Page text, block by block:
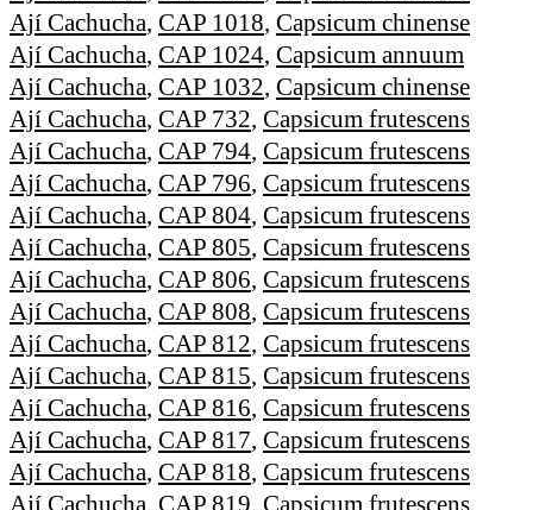
Ají Cachucha, CAP 1018, Capsicum chinense
Ají Cachucha, CAP 1024, Capsicum annuum
Ají Cachucha, CAP 1032, Capsicum chinense
Ají Cachucha, CAP 732, Capsicum frutescens
Ají Cachucha, CAP 794, Capsicum frutescens
Ají Cachucha, CAP 796, Capsicum frutescens
Ají Cachucha, CAP 804, Capsicum frutescens
Ají Cachucha, CAP 805, Capsicum frutescens
Ají Cachucha, CAP 806, Capsicum frutescens
Ají Cachucha, CAP 808, Capsicum frutescens
Ají Cachucha, CAP 812, Capsicum frutescens
Ají Cachucha, CAP 815, Capsicum frutescens
Ají Cachucha, CAP 816, Capsicum frutescens
Ají Cachucha, CAP 817, Capsicum frutescens
Ají Cachucha, CAP 818, Capsicum frutescens
Ají Cachucha, CAP 819, Capsicum frutescens